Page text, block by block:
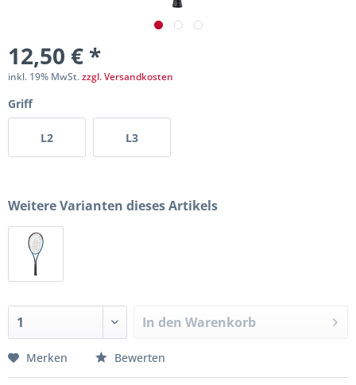
12,50 € *
inkl. 19% MwSt.zzgl. Versandkosten
Griff
L2 L3
Weitere Varianten dieses Artikels
In den Warenkorb
Merken Bewerten